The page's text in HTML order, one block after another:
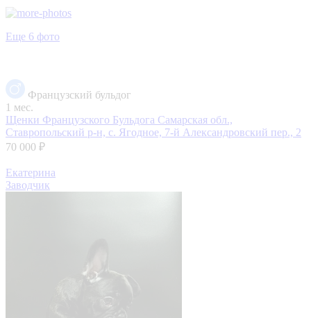
Еще 6 фото
Французский бульдог
1 мес.
Щенки Французского Бульдога Самарская обл.,
Ставропольский р-н, с. Ягодное, 7-й Александровский пер., 2
70 000 ₽
Екатерина
Заводчик